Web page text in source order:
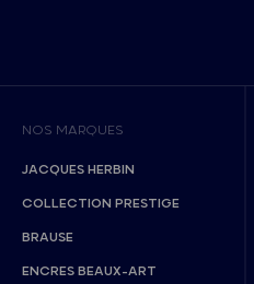
NOS MARQUES
JACQUES HERBIN
COLLECTION PRESTIGE
BRAUSE
ENCRES BEAUX-ART